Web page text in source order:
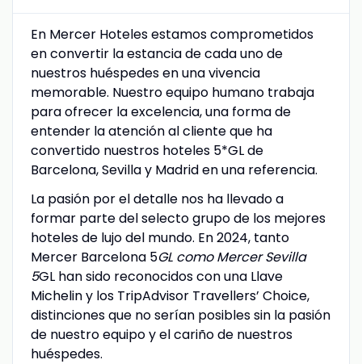
En Mercer Hoteles estamos comprometidos
en convertir la estancia de cada uno de
nuestros huéspedes en una vivencia
memorable. Nuestro equipo humano trabaja
para ofrecer la excelencia, una forma de
entender la atención al cliente que ha
convertido nuestros hoteles 5*GL de
Barcelona, Sevilla y Madrid en una referencia.
La pasión por el detalle nos ha llevado a
formar parte del selecto grupo de los mejores
hoteles de lujo del mundo. En 2024, tanto
Mercer Barcelona 5GL como Mercer Sevilla
5GL han sido reconocidos con una Llave
Michelin y los TripAdvisor Travellers’ Choice,
distinciones que no serían posibles sin la pasión
de nuestro equipo y el cariño de nuestros
huéspedes.